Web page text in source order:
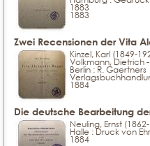
1883
1883
Zwei Recensionen der Vita
Kinzel, Karl (1849-
Volkmann, Dietrich
Berlin : R. Gaertners
1884
Die deutsche Bearbeitung
Neuling, Ernst
Halle : Druck von
1884